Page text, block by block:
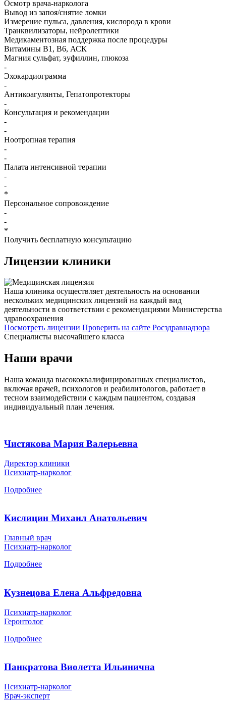
Осмотр врача-нарколога
Вывод из запоя/снятие ломки
Измерение пульса, давления, кислорода в крови
Транквилизаторы, нейролептики
Медикаментозная поддержка после процедуры
Витамины B1, B6, АСК
Магния сульфат, эуфиллин, глюкоза
-
Эхокардиограмма
-
Антикоагулянты, Гепатопротекторы
-
Консультация и рекомендации
-
-
Ноотропная терапия
-
-
Палата интенсивной терапии
-
-
*
Персональное сопровождение
-
-
*
Получить бесплатную консультацию
Лицензии клиники
Наша клиника осуществляет деятельность на основании
нескольких медицинских лицензий на каждый вид
деятельности в соответствии с рекомендациями Министерства
здравоохранения
Посмотреть лицензии Проверить на сайте Росздравнадзора
Специалисты высочайшего класса
Наши врачи
Наша команда высококвалифицированных специалистов,
включая врачей, психологов и реабилитологов, работает в
тесном взаимодействии с каждым пациентом, создавая
индивидуальный план лечения.
Чистякова Мария Валерьевна
Директор клиники
Психиатр-нарколог
Подробнее
Кислицин Михаил Анатольевич
Главный врач
Психиатр-нарколог
Подробнее
Кузнецова Елена Альфредовна
Психиатр-нарколог
Геронтолог
Подробнее
Панкратова Виолетта Ильинична
Психиатр-нарколог
Врач-эксперт